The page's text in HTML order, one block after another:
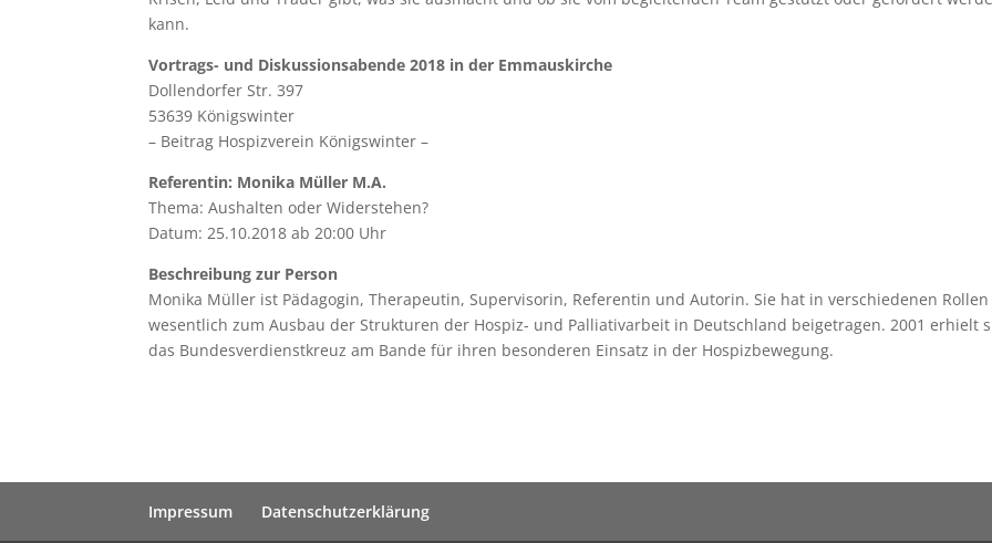
kann.
Vortrags- und Diskussionsabende 2018 in der Emmauskirche
Dollendorfer Str. 397
53639 Königswinter
– Beitrag Hospizverein Königswinter –
Referentin: Monika Müller M.A.
Thema: Aushalten oder Widerstehen?
Datum: 25.10.2018 ab 20:00 Uhr
Beschreibung zur Person
Monika Müller ist Pädagogin, Therapeutin, Supervisorin, Referentin und Autorin. Sie hat in verschiedenen Rollen
wesentlich zum Ausbau der Strukturen der Hospiz- und Palliativarbeit in Deutschland beigetragen. 2001 erhielt
das Bundesverdienstkreuz am Bande für ihren besonderen Einsatz in der Hospizbewegung.
Impressum Datenschutzerklärung